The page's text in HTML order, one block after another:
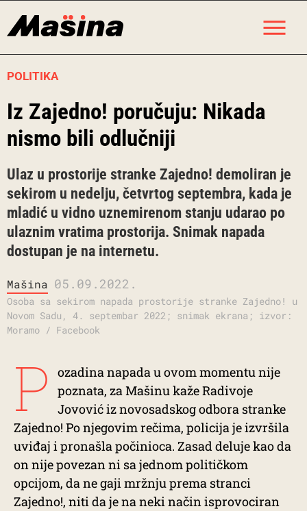
POLITIKA
Iz Zajedno! poručuju: Nikada
nismo bili odlučniji
Ulaz u prostorije stranke Zajedno! demoliran je
sekirom u nedelju, četvrtog septembra, kada je
mladić u vidno uznemirenom stanju udarao po
ulaznim vratima prostorija. Snimak napada
dostupan je na internetu.
Mašina 05.09.2022.
Osoba sa sekirom napada prostorije stranke Zajedno! u
Novom Sadu, 4. septembar 2022; snimak ekrana; izvor:
Moramo / Facebook
P
ozadina napada u ovom momentu nije
poznata, za Mašinu kaže Radivoje
Jovović iz novosadskog odbora stranke
Zajedno! Po njegovim rečima, policija je izvršila
uviđaj i pronašla počinioca. Zasad deluje kao da
on nije povezan ni sa jednom političkom
opcijom, da ne gaji mržnju prema stranci
Zajedno!, niti da je na neki način isprovociran